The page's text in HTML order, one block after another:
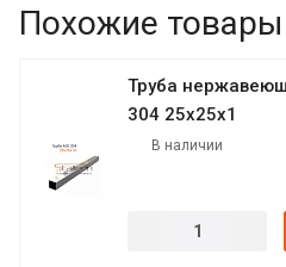
Похожие товары
Труба
304 25х25х1
В наличии